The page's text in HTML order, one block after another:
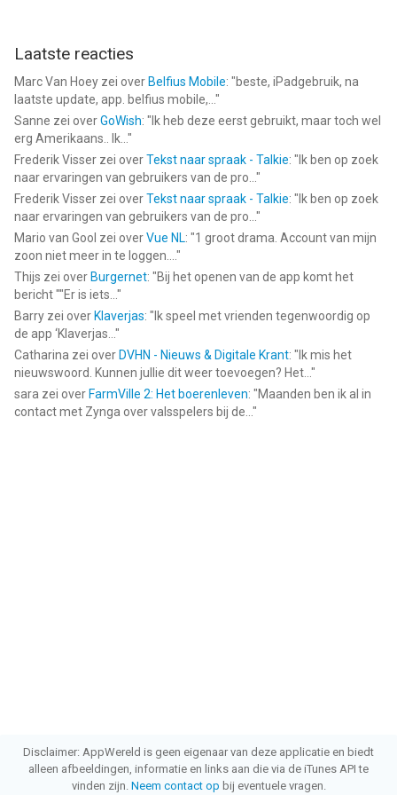
Laatste reacties
Marc Van Hoey zei over Belfius Mobile: "beste, iPadgebruik, na
laatste update, app. belfius mobile,... "
Sanne zei overGoWish: " Ik heb deze eerst gebruikt, maar toch wel
erg Amerikaans.. Ik... "
Frederik Visser zei overTekst naar spraak - Talkie: " Ik ben op zoek
naar ervaringen van gebruikers van de pro... "
Frederik Visser zei overTekst naar spraak - Talkie: " Ik ben op zoek
naar ervaringen van gebruikers van de pro... "
Mario van Gool zei overVue NL: "1 groot drama. Account van mijn
zoon niet meer in te loggen.... "
Thijs zei over Burgernet: "Bij het openen van de app komt het
bericht ""Er is iets... "
Barry zei over Klaverjas: " Ik speel met vrienden tegenwoordig op
de app ‘Klaverjas... "
Catharina zei over DVHN - Nieuws & Digitale Krant: " Ik mis het
nieuwswoord. Kunnen jullie dit weer toevoegen? Het... "
sara zei over FarmVille 2: Het boerenleven: "Maanden ben ik al in
contact met Zynga over valsspelers bij de... "
Disclaimer: AppWereld is geen eigenaar van deze applicatie en biedt
alleen afbeeldingen, informatie en links aan die via de iTunes API te
vinden zijn. Neem contact op bij eventuele vragen.